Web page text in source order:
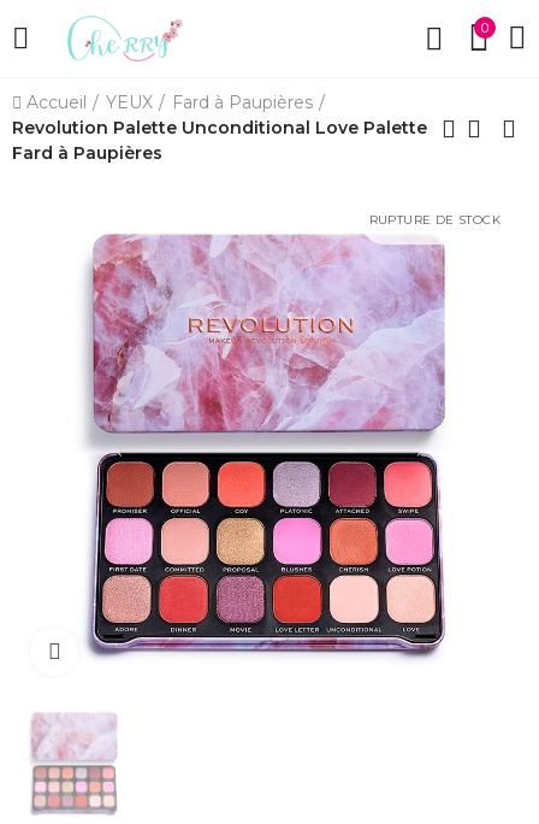
0
Accueil YEUX
Fard à Paupières
Revolution Palette Unconditional Love Palette
Fard à Paupières
RUPTURE DE STOCK
Cliquez pour agrandir